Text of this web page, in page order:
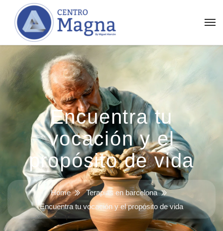
Encuentra tu
vocación y el
propósito de vida
Home
Terapias en barcelona
Encuentra tu vocación y el propósito de vida